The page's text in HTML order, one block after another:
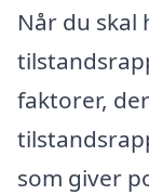
Når du skal
faktorer,
som giver